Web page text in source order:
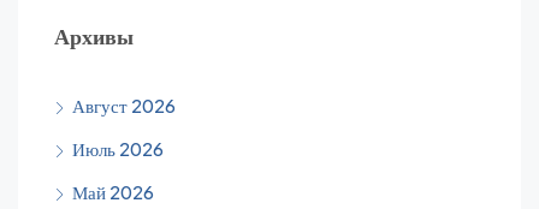
Архивы
Август 2026
Июль 2026
Май 2026